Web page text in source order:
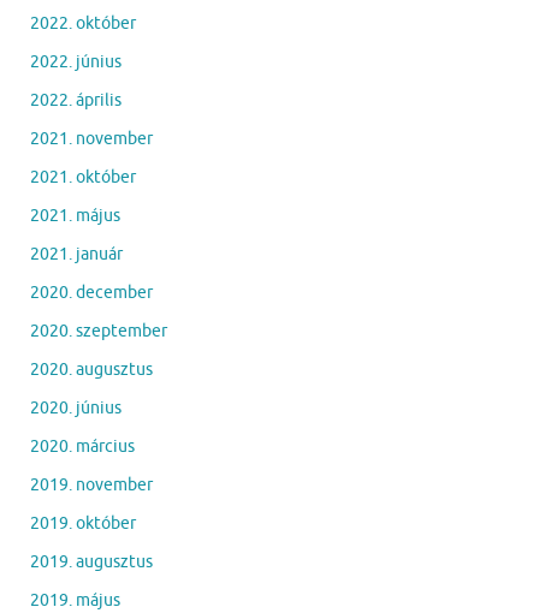
2022. október
2022. június
2022. április
2021. november
2021. október
2021. május
2021. január
2020. december
2020. szeptember
2020. augusztus
2020. június
2020. március
2019. november
2019. október
2019. augusztus
2019. május